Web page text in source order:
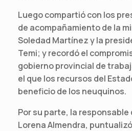
Luego compartió con los
de acompañamiento de la
Soledad Martínez y la
Temi; y recordó el
gobierno provincial de
el que los recursos del
beneficio de los neuquinos.
Por su parte, la responsable
Lorena Almendra,